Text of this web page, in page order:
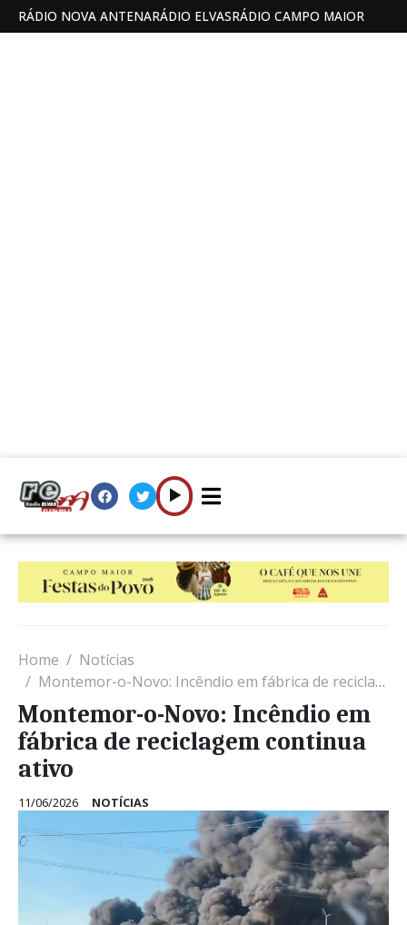
RÁDIO NOVA ANTENARÁDIO ELVASRÁDIO CAMPO MAIOR
Home
Notícias
Montemor-o-Novo: Incêndio em fábrica de reciclagem continua ativo
Montemor-o-Novo: Incêndio em
fábrica de reciclagem continua
ativo
11/06/2026 NOTÍCIAS